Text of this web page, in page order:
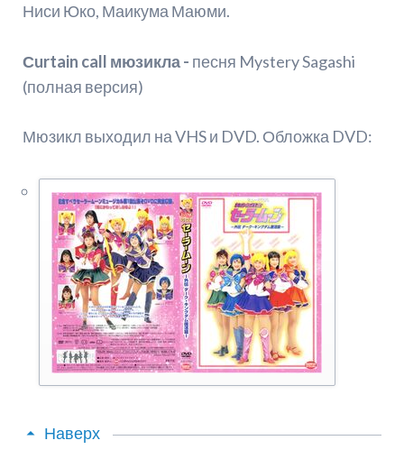
Ниси Юко, Маикума Маюми.
Сurtain call мюзикла - песня Mystery Sagashi
(полная версия)
Мюзикл выходил на VHS и DVD. Обложка DVD:
Наверх